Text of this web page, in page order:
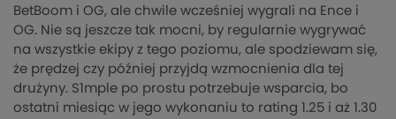
BetBoom i OG, ale chwile wcześniej wygrali na Ence i
OG. Nie są jeszcze tak mocni, by regularnie wygrywać
na wszystkie ekipy z tego poziomu, ale spodziewam się,
że prędzej czy później przyjdą wzmocnienia dla tej
drużyny. S1mple po prostu potrzebuje wsparcia, bo
ostatni miesiąc w jego wykonaniu to rating 1.25 i aż 1.30